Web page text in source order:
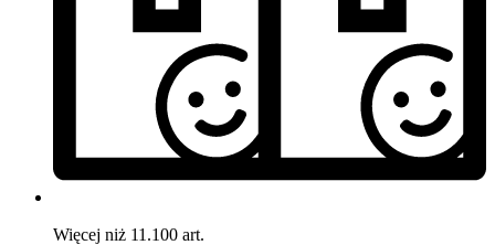
Więcej niż 11.100 art.